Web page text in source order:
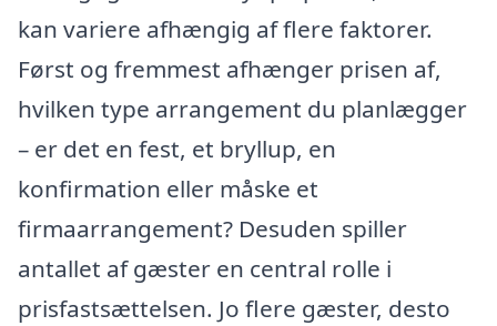
kan variere afhængig af flere faktorer.
Først og fremmest afhænger prisen af,
hvilken type arrangement du planlægger
– er det en fest, et bryllup, en
konfirmation eller måske et
firmaarrangement? Desuden spiller
antallet af gæster en central rolle i
prisfastsættelsen. Jo flere gæster, desto